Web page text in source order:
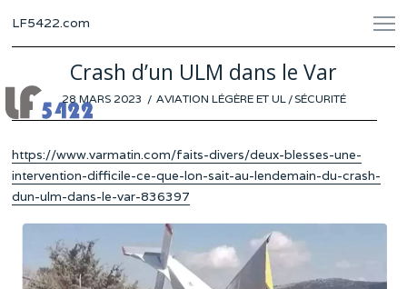
LF5422.com
Crash d’un ULM dans le Var
POSTED
ON
28 MARS 2023 27AVIATION LÉGÈRE ET UL / SÉCURITÉ
https://www.varmatin.com/faits-divers/deux-blesses-une-
intervention-difficile-ce-que-lon-sait-au-lendemain-du-crash-
dun-ulm-dans-le-var-836397